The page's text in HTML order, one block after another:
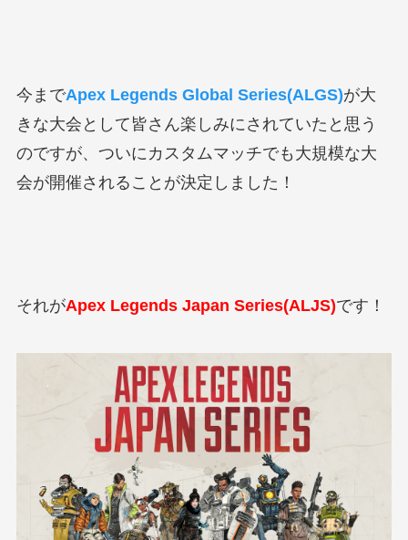
今までApex Legends Global Series(ALGS)が大
きな大会として皆さん楽しみにされていたと思う
のですが、ついにカスタムマッチでも大規模な大
会が開催されることが決定しました！
それがApex Legends Japan Series(ALJS)です！